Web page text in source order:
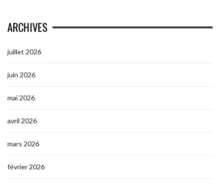
ARCHIVES
juillet 2026
juin 2026
mai 2026
avril 2026
mars 2026
février 2026